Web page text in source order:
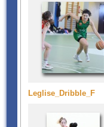
Leglise_Dribble_F